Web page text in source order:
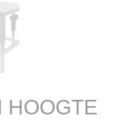
HOOGTE